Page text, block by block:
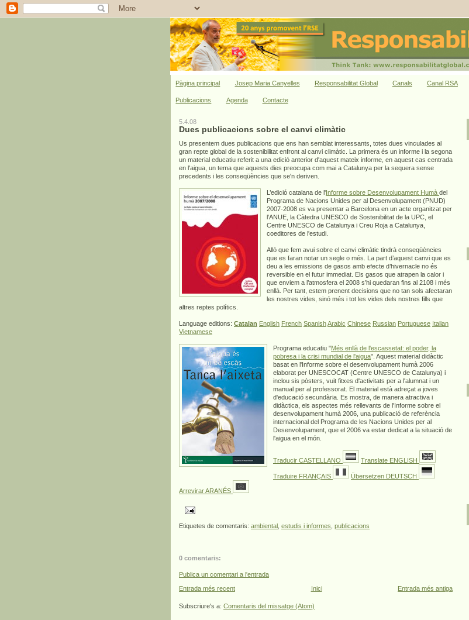
Pàgina principal Josep Maria Canyelles Responsabilitat Global Canals Canal RSA
Publicacions Agenda Contacte
5.4.08
Dues publicacions sobre el canvi climàtic
Us presentem dues publicacions que ens han semblat interessants, totes dues vinculades al
gran repte global de la sostenibilitat enfront al canvi climàtic. La primera és un informe i la segona
un material educatiu referit a una edició anterior d'aquest mateix informe, en aquest cas centrada
en l'aigua, un tema que aquests dies preocupa com mai a Catalunya per la sequera sense
precedents i les conseqüències que se'n deriven.
L’edició catalana de l'Informe sobre Desenvolupament Humà del
Programa de Nacions Unides per al Desenvolupament (PNUD)
2007-2008 es va presentar a Barcelona en un acte organitzat per
l'ANUE, la Càtedra UNESCO de Sostenibilitat de la UPC, el
Centre UNESCO de Catalunya i Creu Roja a Catalunya,
coeditores de l'estudi.
Allò que fem avui sobre el canvi climàtic tindrà conseqüències
que es faran notar un segle o més. La part d’aquest canvi que es
deu a les emissions de gasos amb efecte d’hivernacle no és
reversible en el futur immediat. Els gasos que atrapen la calor i
que enviem a l’atmosfera el 2008 s’hi quedaran fins al 2108 i més
enllà. Per tant, estem prenent decisions que no tan sols afectaran
les nostres vides, sinó més i tot les vides dels nostres fills que
altres reptes polítics.
Language editions: Catalan English French SpanishArabic Chinese Russian Portuguese Italian
Vietnamese
Programa educatiu "Més enllà de l'escassetat: el poder, la
pobresa i la crisi mundial de l'aigua". Aquest material didàctic
basat en l'Informe sobre el desenvolupament humà 2006
elaborat per UNESCOCAT (Centre UNESCO de Catalunya) i
inclou sis pòsters, vuit fitxes d'activitats per a l'alumnat i un
manual per al professorat. El material està adreçat a joves
d'educació secundària. Es mostra, de manera atractiva i
didàctica, els aspectes més rellevants de l'Informe sobre el
desenvolupament humà 2006, una publicació de referència
internacional del Programa de les Nacions Unides per al
Desenvolupament, que el 2006 va estar dedicat a la situació de
l'aigua en el món.
Traducir CASTELLANO Translate ENGLISH
Traduire FRANÇAIS Übersetzen DEUTSCH
Arrevirar ARANÉS
Etiquetes de comentaris: ambiental estudis i informes publicacions
0 comentaris:
Publica un comentari a l'entrada
Entrada més recent
Entrada més antiga
Inici
Subscriure's a: Comentaris del missatge (Atom)